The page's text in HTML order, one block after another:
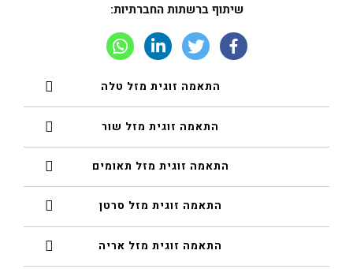
שיתוף ברשתות החברתיות:
התאמה זוגית מזל טלה
התאמה זוגית מזל שור
התאמה זוגית מזל תאומים
התאמה זוגית מזל סרטן
התאמה זוגית מזל אריה